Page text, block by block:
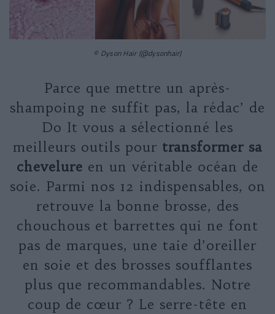
© Dyson Hair (@dysonhair)
Parce que mettre un après-
shampoing ne suffit pas, la rédac’ de
Do It vous a sélectionné les
meilleurs outils pour transformer sa
chevelure en un véritable océan de
soie. Parmi nos 12 indispensables, on
retrouve la bonne brosse, des
chouchous et barrettes qui ne font
pas de marques, une taie d’oreiller
en soie et des brosses soufflantes
plus que recommandables. Notre
coup de cœur ? Le serre-tête en